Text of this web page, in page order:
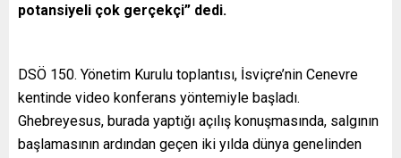
potansiyeli çok gerçekçi” dedi.
DSÖ 150. Yönetim Kurulu toplantısı, İsviçre’nin Cenevre
kentinde video konferans yöntemiyle başladı.
Ghebreyesus, burada yaptığı açılış konuşmasında, salgının
başlamasının ardından geçen iki yılda dünya genelinden